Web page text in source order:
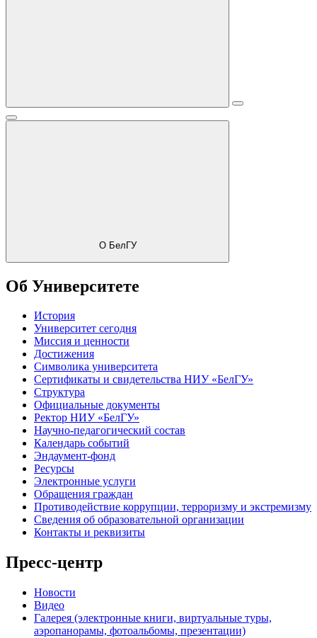
О БелГУ
Об Университете
История
Университет сегодня
Миссия и ценности
Достижения
Символика университета
Сертификаты и свидетельства НИУ «БелГУ»
Структура
Официальные документы
Ректор НИУ «БелГУ»
Научно-педагогический состав
Календарь событий
Эндаумент-фонд
Ресурсы
Электронные услуги
Обращения граждан
Противодействие коррупции, терроризму и экстремизму
Сведения об образовательной организации
Контакты и реквизиты
Пресс-центр
Новости
Видео
Галерея (электронные книги, виртуальные туры,
аэропанорамы, фотоальбомы, презентации)